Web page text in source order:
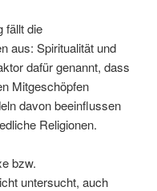
fällt die
aus: Spiritualität und
dafür genannt, dass
Mitgeschöpfen
davon beeinflussen
Religionen.
bzw.
untersucht, auch